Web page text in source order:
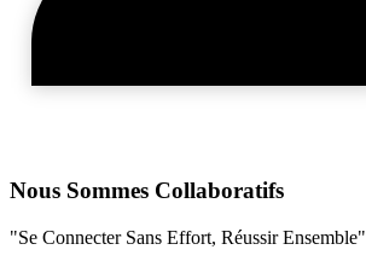
Nous Sommes Collaboratifs
"Se Connecter Sans Effort, Réussir Ensemble"